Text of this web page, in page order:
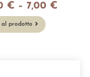
€ – 7,00 €
al prodotto